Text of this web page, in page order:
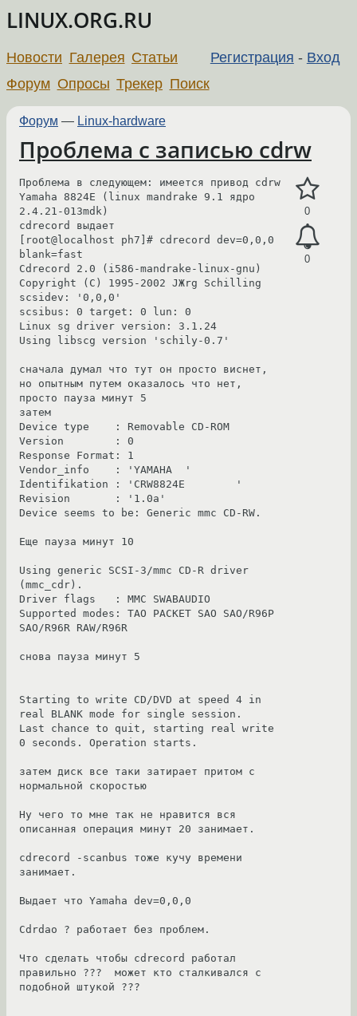
LINUX.ORG.RU
Регистрация - Вход
Новости Галерея Статьи
Форум Опросы Трекер Поиск
Форум — Linux-hardware
Проблема с записью cdrw
0
0
Проблема в следующем: имеется привод cdrw
Yamaha 8824E (linux mandrake 9.1 ядро
2.4.21-013mdk)
cdrecord выдает
[root@localhost ph7]# cdrecord dev=0,0,0
blank=fast
Cdrecord 2.0 (i586-mandrake-linux-gnu)
Copyright (C) 1995-2002 JЖrg Schilling
scsidev: '0,0,0'
scsibus: 0 target: 0 lun: 0
Linux sg driver version: 3.1.24
Using libscg version 'schily-0.7'
сначала думал что тут он просто виснет,
но опытным путем оказалось что нет,
просто пауза минут 5
затем
Device type    : Removable CD-ROM
Version        : 0
Response Format: 1
Vendor_info    : 'YAMAHA  '
Identifikation : 'CRW8824E        '
Revision       : '1.0a'
Device seems to be: Generic mmc CD-RW.
Еще пауза минут 10
Using generic SCSI-3/mmc CD-R driver
(mmc_cdr).
Driver flags   : MMC SWABAUDIO
Supported modes: TAO PACKET SAO SAO/R96P
SAO/R96R RAW/R96R
снова пауза минут 5
Starting to write CD/DVD at speed 4 in
real BLANK mode for single session.
Last chance to quit, starting real write
0 seconds. Operation starts.
затем диск все таки затирает притом с
нормальной скоростью
Ну чего то мне так не нравится вся
описанная операция минут 20 занимает.
cdrecord -scanbus тоже кучу времени
занимает.
Выдает что Yamaha dev=0,0,0
Cdrdao ? работает без проблем.
Что сделать чтобы cdrecord работал
правильно ???  может кто сталкивался с
подобной штукой ???